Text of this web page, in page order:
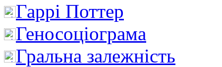
Гаррі Поттер
Геносоціограма
Гральна залежність